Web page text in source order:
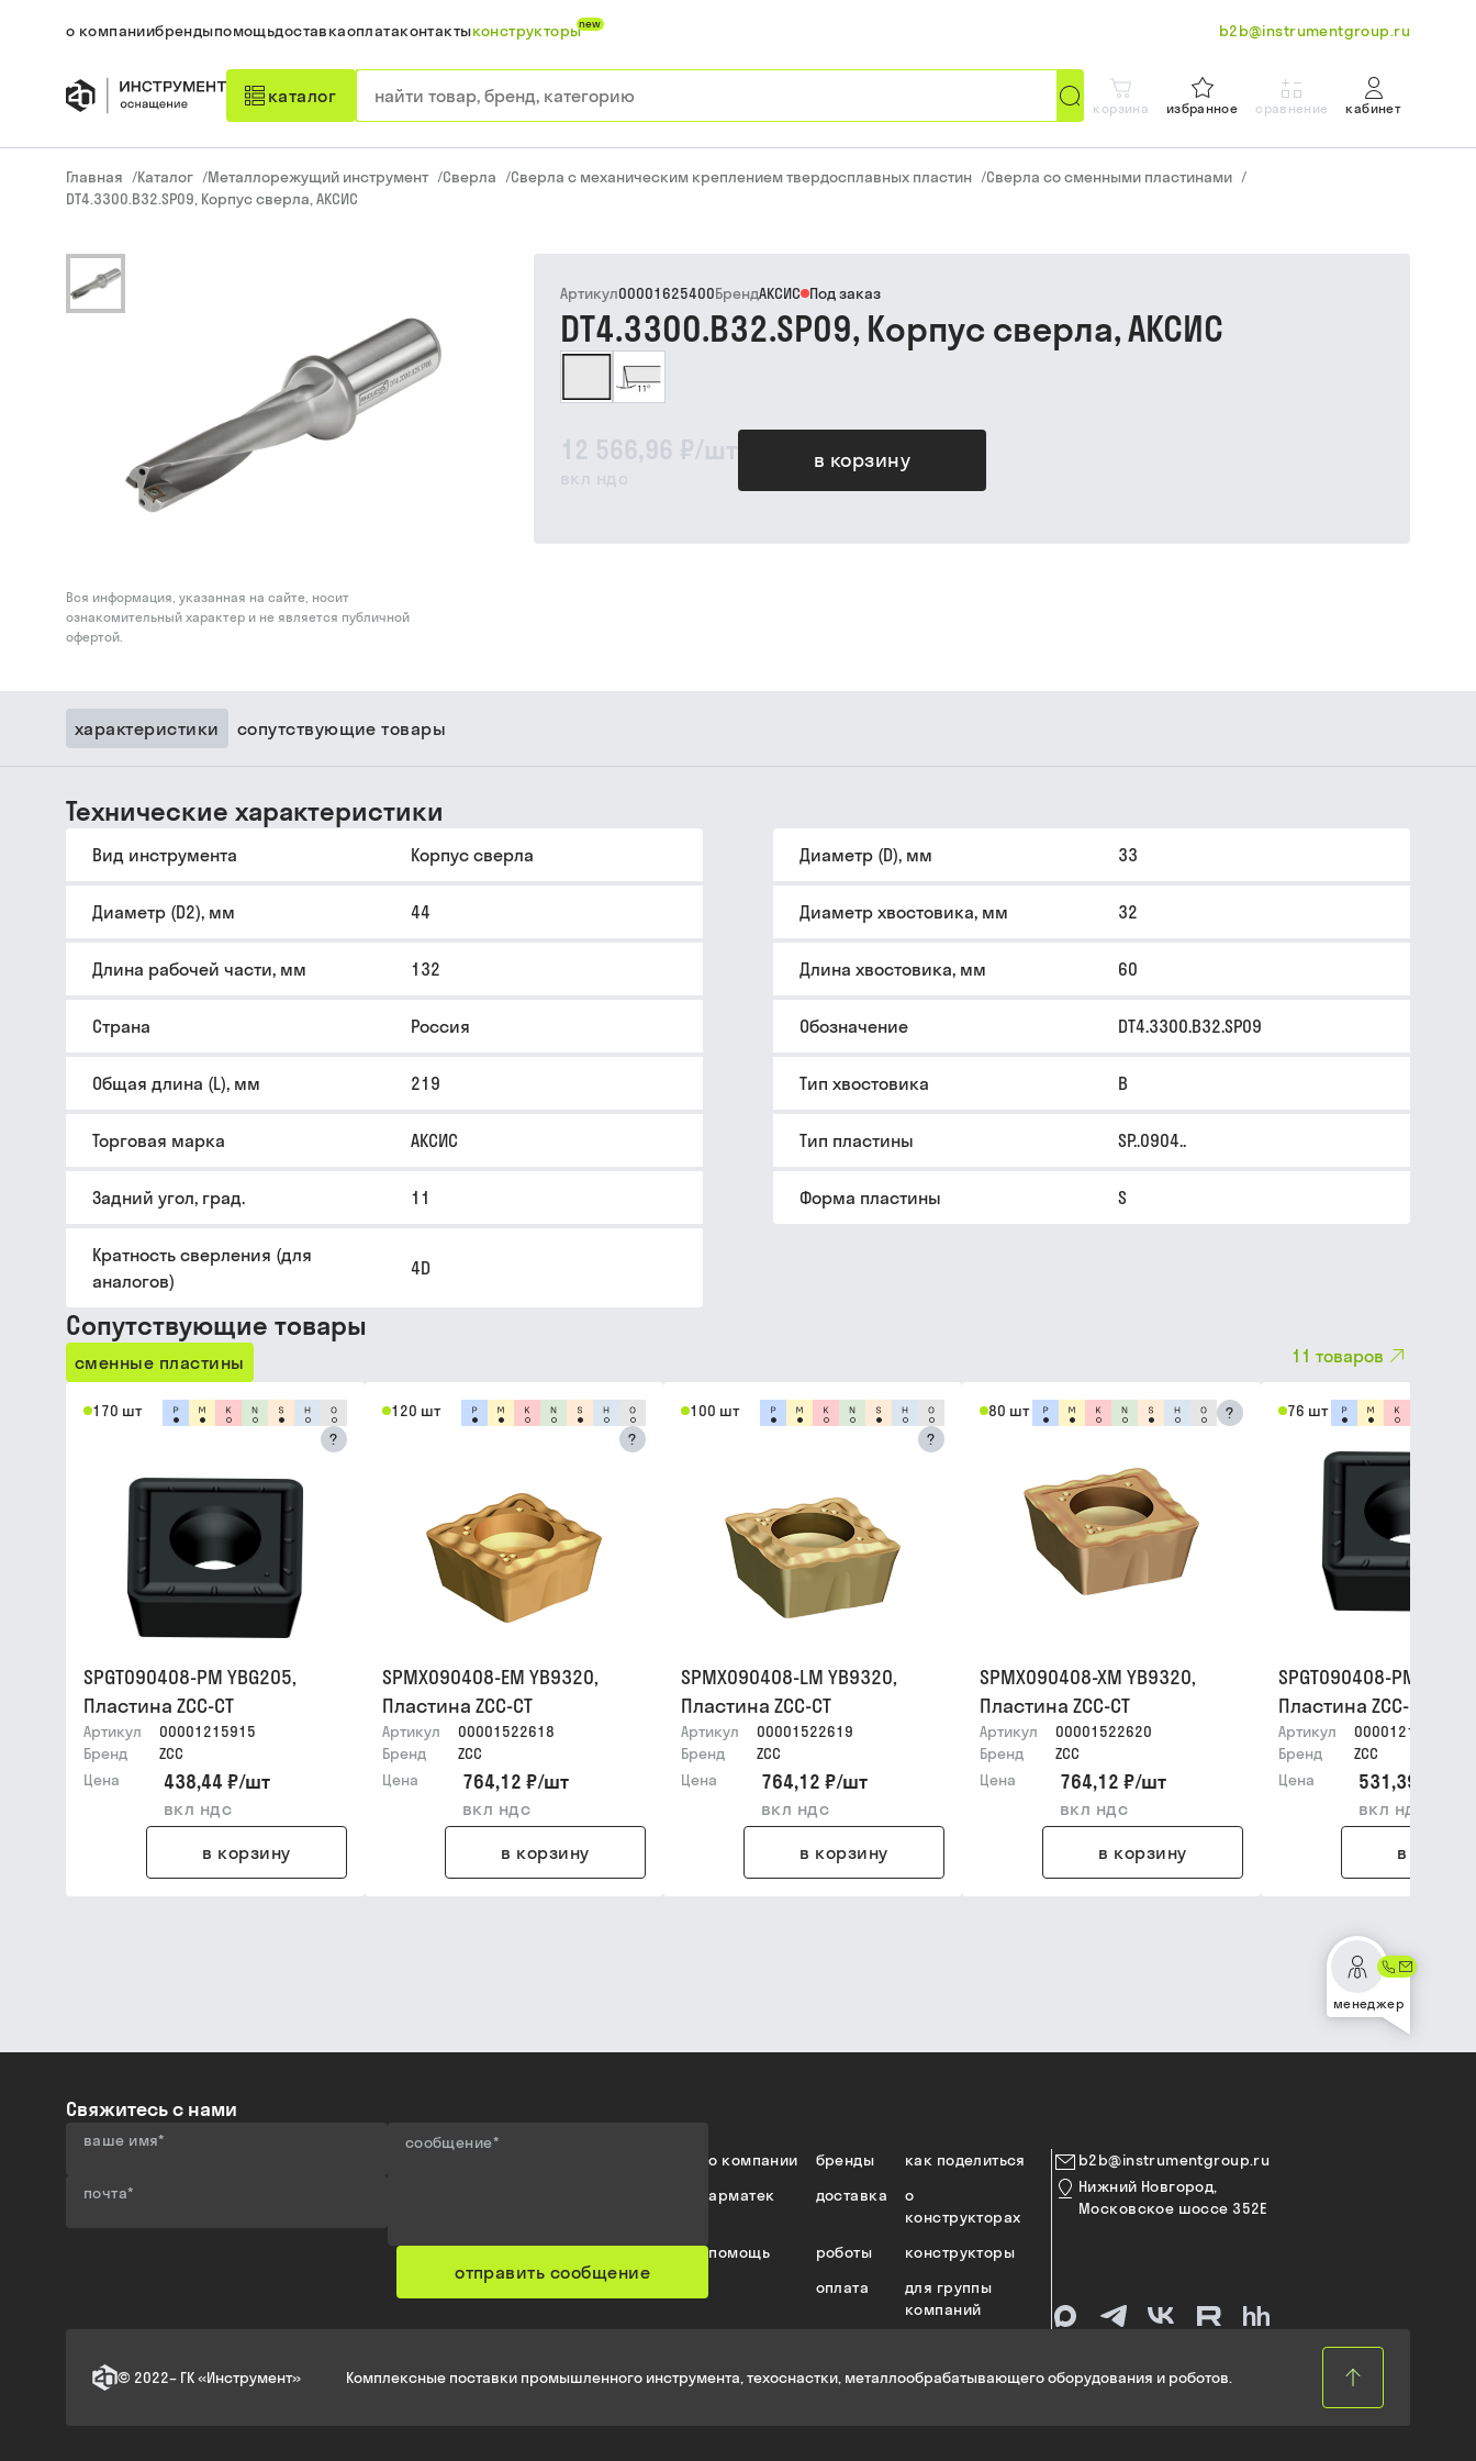
о компаниибрендыпомощьдоставкаоплатаконтактыконструкторыnew b2b@instrumentgroup.ru
каталог
корзина избранное сравнение кабинет
Главная /Каталог /Металлорежущий инструмент /Сверла /Сверла с механическим креплением твердосплавных пластин /Сверла со сменными пластинами /
DT4.3300.B32.SP09, Корпус сверла, АКСИС
Вся информация, указанная на сайте, носит
ознакомительный характер и не является публичной
офертой.
12 566,96 ₽/шт
вкл ндс
в корзину
Артикул00001625400БрендАКСИС Под заказ
DT4.3300.B32.SP09, Корпус сверла, АКСИС
характеристики сопутствующие товары
Технические характеристики
Вид инструмента Корпус сверла Диаметр (D), мм 33
Диаметр (D2), мм 44 Диаметр хвостовика, мм 32
Длина рабочей части, мм 132 Длина хвостовика, мм 60
Страна Россия Обозначение DT4.3300.B32.SP09
Общая длина (L), мм 219 Тип хвостовика B
Торговая марка АКСИС Тип пластины SP..0904..
Задний угол, град. 11 Форма пластины S
Кратность сверления (для
аналогов)
4D
Сопутствующие товары
сменные пластины 11 товаров
170 шт
?
SPGT090408-PM YBG205,
Пластина ZCC-CT
Артикул
00001215915
Бренд
ZCC
Цена
438,44 ₽/шт
вкл ндс
в корзину
120 шт
?
SPMX090408-EM YB9320,
Пластина ZCC-CT
Артикул
00001522618
Бренд
ZCC
Цена
764,12 ₽/шт
вкл ндс
в корзину
100 шт
?
SPMX090408-LM YB9320,
Пластина ZCC-CT
Артикул
00001522619
Бренд
ZCC
Цена
764,12 ₽/шт
вкл ндс
в корзину
80 шт ?
SPMX090408-XM YB9320,
Пластина ZCC-CT
Артикул
00001522620
Бренд
ZCC
Цена
764,12 ₽/шт
вкл ндс
в корзину
76 шт
SPGT090408-PM
Пластина ZCC-CT
Артикул
00001215916
Бренд
ZCC
Цена
531,39 ₽
вкл ндс
в
менеджер
Свяжитесь с нами
ваше имя*
почта*
сообщение*
отправить сообщение
как поделиться
бренды
о компании
о
конструкторах
доставка
арматек
конструкторы
роботы
помощь
для группы
компаний
оплата
b2b@instrumentgroup.ru
Нижний Новгород,
Московское шоссе 352Е
© 2022– ГК «Инструмент» Комплексные поставки промышленного инструмента, техоснастки, металлообрабатывающего оборудования и роботов.